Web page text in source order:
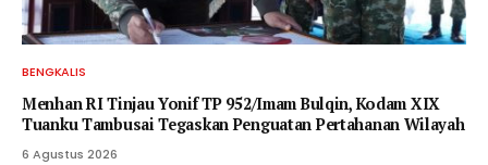
BENGKALIS
Menhan RI Tinjau Yonif TP 952/Imam Bulqin, Kodam XIX
Tuanku Tambusai Tegaskan Penguatan Pertahanan Wilayah
6 Agustus 2026